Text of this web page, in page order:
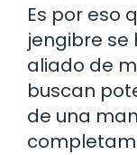
Es por eso
jengibre se
aliado de
buscan
de una